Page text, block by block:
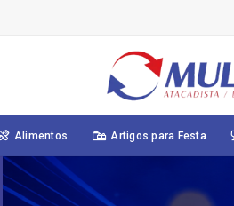
Alimentos Artigos para Festa